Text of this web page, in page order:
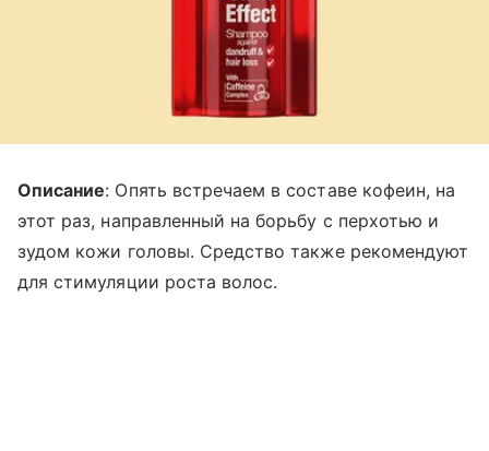
Описание: Опять встречаем в составе кофеин, на
этот раз, направленный на борьбу с перхотью и
зудом кожи головы. Средство также рекомендуют
для стимуляции роста волос.